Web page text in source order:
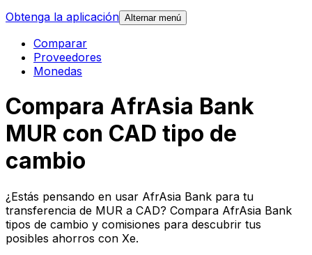
Obtenga la aplicación Alternar menú
Comparar
Proveedores
Monedas
Compara AfrAsia Bank
MUR con CAD tipo de
cambio
¿Estás pensando en usar AfrAsia Bank para tu
transferencia de MUR a CAD? Compara AfrAsia Bank
tipos de cambio y comisiones para descubrir tus
posibles ahorros con Xe.